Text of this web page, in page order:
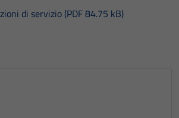
di servizio (PDF 84.75 kB)